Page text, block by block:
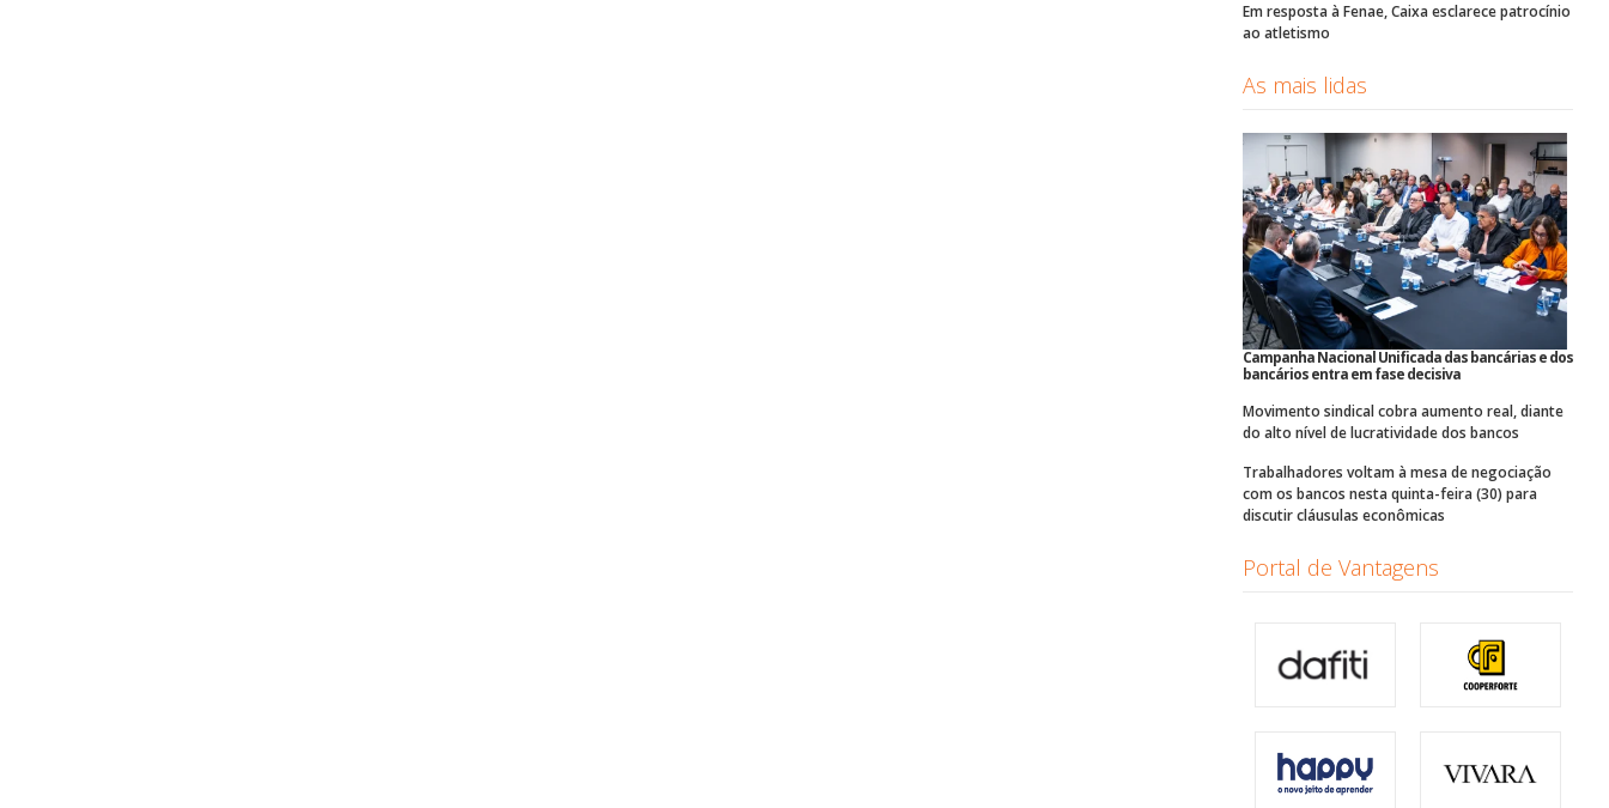
Em resposta à Fenae, Caixa esclarece patrocínio
ao atletismo
As mais lidas
Campanha Nacional Unificada das bancárias e dos
bancários entra em fase decisiva
Movimento sindical cobra aumento real, diante
do alto nível de lucratividade dos bancos
Trabalhadores voltam à mesa de negociação
com os bancos nesta quinta-feira (30) para
discutir cláusulas econômicas
Portal de Vantagens